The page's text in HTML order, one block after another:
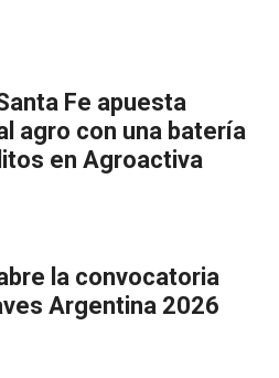
Fe apuesta
agro con una batería
en Agroactiva
la convocatoria
Argentina 2026